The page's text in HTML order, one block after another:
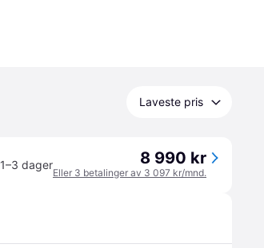
Laveste pris
1–3 dager 8 990 kr
Eller 3 betalinger av 3 097 kr/mnd.